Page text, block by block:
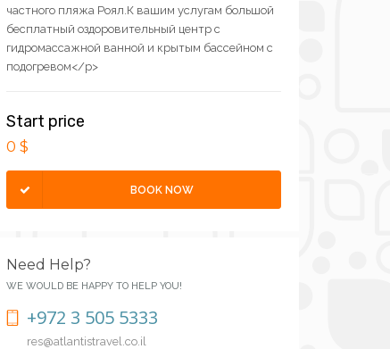
частного пляжа Роял.К вашим услугам большой
бесплатный оздоровительный центр с
гидромассажной ванной и крытым бассейном с
подогревом</p>
Start price
0 $
BOOK NOW
Need Help?
WE WOULD BE HAPPY TO HELP YOU!
+972 3 505 5333
res@atlantistravel.co.il